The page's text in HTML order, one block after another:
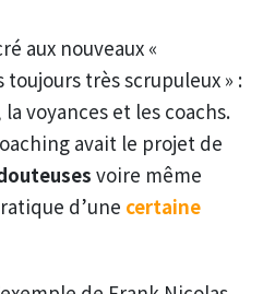
aux nouveaux «
toujours très scrupuleux » :
voyances et les coachs.
avait le projet de
voire même
d’une certaine